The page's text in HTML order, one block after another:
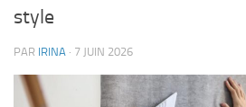
style
PAR IRINA · 7 JUIN 2026